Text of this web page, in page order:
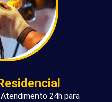
24h para